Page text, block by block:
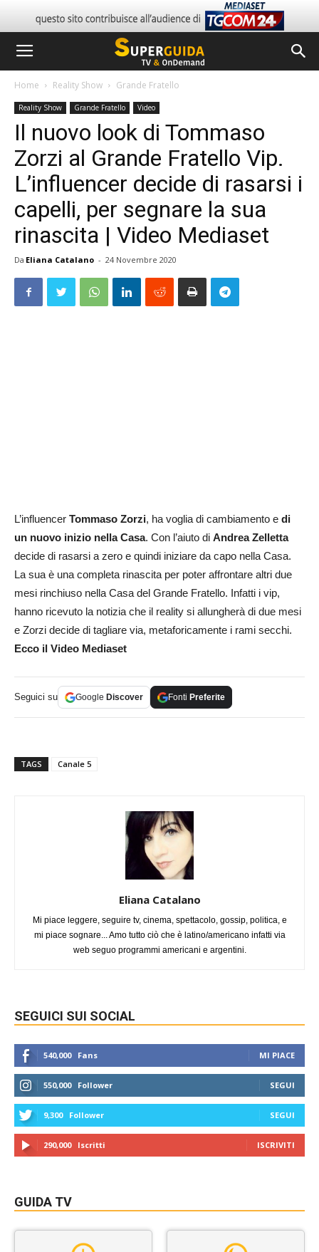
Home Reality Show Grande Fratello
Reality Show Grande Fratello Video
Il nuovo look di Tommaso
Zorzi al Grande Fratello Vip.
L’influencer decide di rasarsi i
capelli, per segnare la sua
rinascita | Video Mediaset
Da Eliana Catalano - 24 Novembre 2020
L’influencer Tommaso Zorzi, ha voglia di cambiamento e di
un nuovo inizio nella Casa. Con l’aiuto di Andrea Zelletta
decide di rasarsi a zero e quindi iniziare da capo nella Casa.
La sua è una completa rinascita per poter affrontare altri due
mesi rinchiuso nella Casa del Grande Fratello. Infatti i vip,
hanno ricevuto la notizia che il reality si allungherà di due mesi
e Zorzi decide di tagliare via, metaforicamente i rami secchi.
Ecco il Video Mediaset
Seguici su Google Discover Fonti Preferite
TAGS Canale 5
Eliana Catalano
Mi piace leggere, seguire tv, cinema, spettacolo, gossip, politica, e
mi piace sognare... Amo tutto ciò che è latino/americano infatti via
web seguo programmi americani e argentini.
SEGUICI SUI SOCIAL
540,000 Fans MI PIACE
550,000 Follower SEGUI
9,300 Follower SEGUI
290,000 Iscritti ISCRIVITI
GUIDA TV